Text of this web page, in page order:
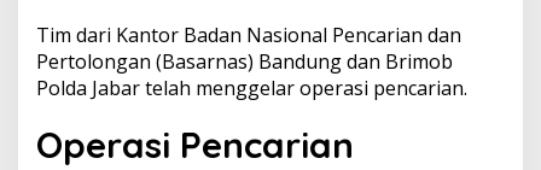
Tim dari Kantor Badan Nasional Pencarian dan
Pertolongan (Basarnas) Bandung dan Brimob
Polda Jabar telah menggelar operasi pencarian.
Operasi Pencarian